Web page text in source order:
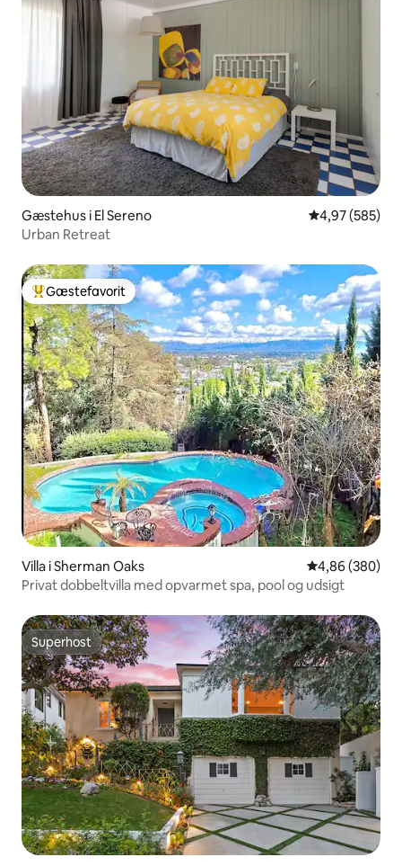
Gæstehus i El Sereno 4,97 ud af 5 i
4,97 (585)
Urban Retreat
Bedste gæstefavorit
Gæstefavorit
Villa i Sherman Oaks 4,86 ud af 5 i
4,86 (380)
Privat dobbeltvilla med opvarmet spa, pool og udsigt
Superhost
Superhost